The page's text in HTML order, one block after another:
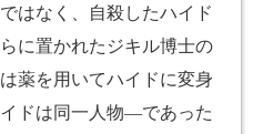
はなく、自殺したハイド
に置かれたジキル博士の
薬を用いてハイドに変身
ドは同一人物―であった